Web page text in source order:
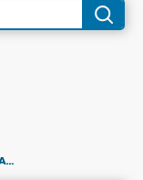
UCHWAŁA NR 255/2026 ZARZĄDU POWIATU ZGORZELECKIEGO Z DNIA 5 MARCA 2026 R. W SPRAWIE PEŁNIENIA PRZEZ POWIATOWY URZĄD PRACY W ZGORZELCU ROLI BENEFICJENTA W REALIZACJI PROJEKTÓW W RAMACH PROGRAMU OPERACYJNEGO FUNDUSZE EUROPEJSKIE DLA DOLNEGO ŚLĄSKA NA LATA 2021-2027 PRIORYTET 7 FUNDUSZE EUROPEJSKIE NA RZECZ RYNKU PRACY I WŁĄCZENIA SPOŁECZNEGO NA DOLNYM ŚLĄSKU